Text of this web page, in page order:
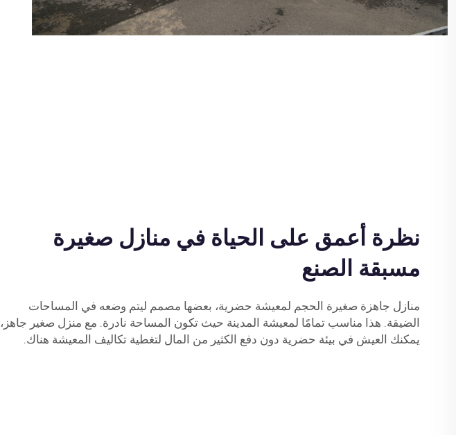
نظرة أعمق على الحياة في منازل صغيرة
مسبقة الصنع
منازل جاهزة صغيرة الحجم لمعيشة حضرية، بعضها مصمم ليتم وضعه في المساحات
الضيقة. هذا مناسب تمامًا لمعيشة المدينة حيث تكون المساحة نادرة. مع منزل صغير جاهز،
يمكنك العيش في بيئة حضرية دون دفع الكثير من المال لتغطية تكاليف المعيشة هناك.